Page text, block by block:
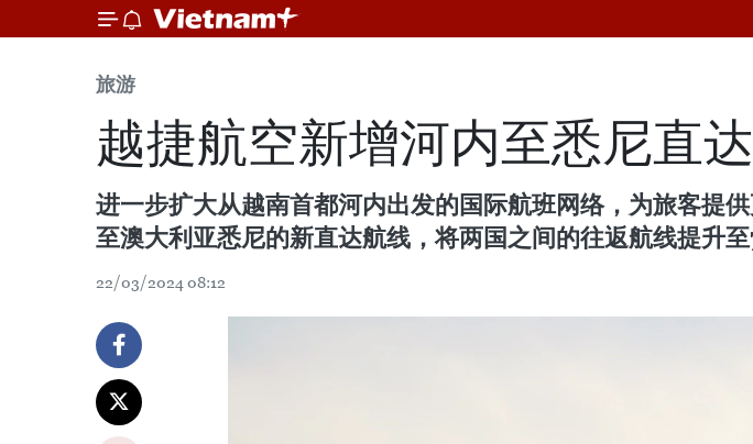
旅游
越捷航空新增河内至悉尼直
进一步扩大从越南首都河内出发的国际航班网络，为旅客提
至澳大利亚悉尼的新直达航线，将两国之间的往返航线提升至
22/03/2024 08:12